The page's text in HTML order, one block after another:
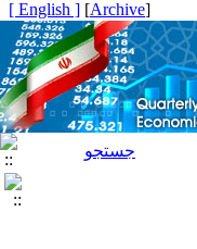
[
Archive
]
[ English ]